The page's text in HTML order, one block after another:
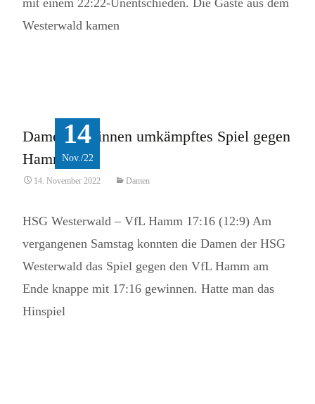
mit einem 22:22-Unentschieden. Die Gäste aus dem
Westerwald kamen
14
Nov./22
Damen gewinnen umkämpftes Spiel gegen
Hamm
14. November 2022 Damen
HSG Westerwald – VfL Hamm 17:16 (12:9) Am
vergangenen Samstag konnten die Damen der HSG
Westerwald das Spiel gegen den VfL Hamm am
Ende knappe mit 17:16 gewinnen. Hatte man das
Hinspiel